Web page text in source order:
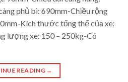
phủ bì: 690mm-Chiều rộng
Kích thước tổng thể của xe:
lượng xe: 150 – 250kg-Có
READING →